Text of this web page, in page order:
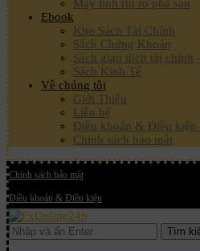
Máy tính rủi ro phá sản
Ebook
Kho Sách Tài Chính
Sách Chứng Khoán
Sách giao dịch tài chính
Sách Kinh Tế
Về chúng tôi
Giới Thiệu
Liên hệ
Điều khoản & Điều kiện
Chính sách bảo mật
Chính sách bảo mật
Điều khoản & Điều kiện
Tìm